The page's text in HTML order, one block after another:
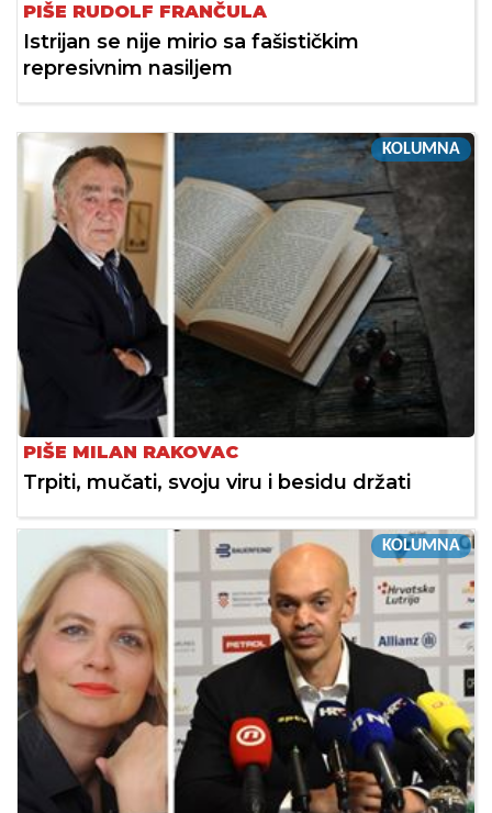
PIŠE RUDOLF FRANČULA
Istrijan se nije mirio sa fašističkim
represivnim nasiljem
KOLUMNA
PIŠE MILAN RAKOVAC
Trpiti, mučati, svoju viru i besidu držati
KOLUMNA